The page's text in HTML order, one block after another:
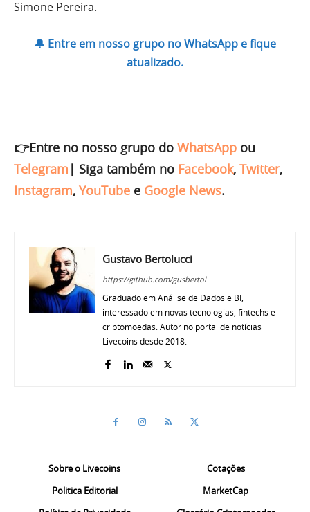
Simone Pereira.
🔔 Entre em nosso grupo no WhatsApp e fique
atualizado.
👉Entre no nosso grupo do WhatsApp ou
Telegram | Siga também no Facebook, Twitter,
Instagram, YouTube e Google News.
Gustavo Bertolucci
https://github.com/gusbertol
Graduado em Análise de Dados e BI,
interessado em novas tecnologias, fintechs e
criptomoedas. Autor no portal de notícias
Livecoins desde 2018.
Sobre o Livecoins
Politica Editorial
Cotações
MarketCap